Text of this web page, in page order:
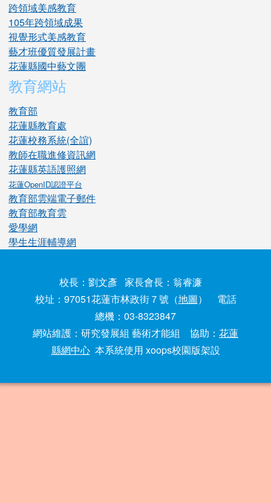
跨領域美感教育
105年跨領域成果
視覺形式美感教育
藝才班優質發展計畫
花蓮縣國中藝文團
教育網站
教育部
花蓮縣教育處
花蓮校務系統(全誼)
教師在職進修資訊網
花蓮縣英語護照網
花蓮OpenID認證平台
教育部雲端電子郵件
教育部教育雲
愛學網
學生生涯輔導網
校長：劉文彥 家長會長：翁睿濂
校址：97051花蓮市林政街７號（地圖） 電話
總機：03-8323847
網站維護：研究發展組 藝術才能組 協助： 花蓮
縣網中心本系統使用 xoops校園版架設